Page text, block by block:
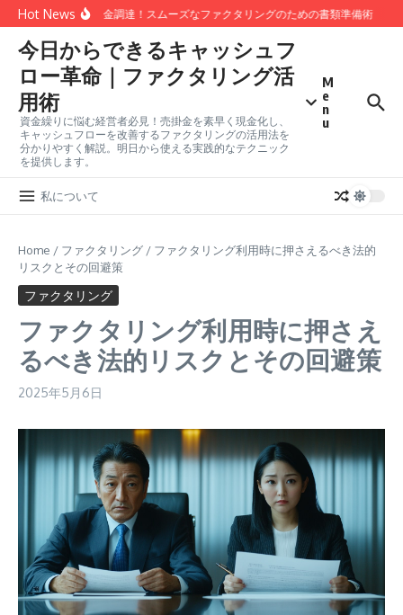
Skip to content
Hot News
最短1日で資金調達！スムーズなファクタリングのための書類準備術
今日からできるキャッシュフ
ロー革命｜ファクタリング活
用術
資金繰りに悩む経営者必見！売掛金を素早く現金化し、
キャッシュフローを改善するファクタリングの活用法を
分かりやすく解説。明日から使える実践的なテクニック
を提供します。
M
e
n
u
私について
Home / ファクタリング / ファクタリング利用時に押さえるべき法的
リスクとその回避策
ファクタリング
ファクタリング利用時に押さえ
るべき法的リスクとその回避策
2025年5月6日